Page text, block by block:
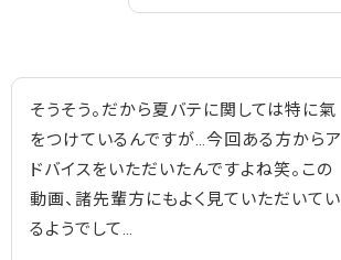
そうそう。だから夏バテに関しては特に氣
をつけているんですが…今回ある方からア
ドバイスをいただいたんですよね笑。この
動画、諸先輩方にもよく見ていただいてい
るようでして…